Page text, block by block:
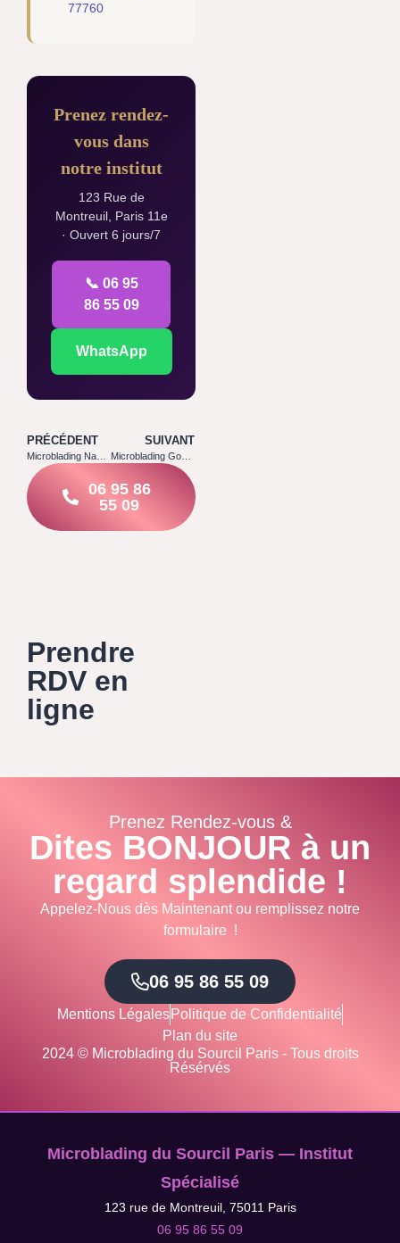
77760
Prenez rendez-
vous dans
notre institut
123 Rue de
Montreuil, Paris 11e
· Ouvert 6 jours/7
📞 06 95
86 55 09
WhatsApp
PRÉCÉDENT SUIVANT
06 95 86
55 09
Prendre
RDV en
ligne
Prenez Rendez-vous &
Dites BONJOUR à un
regard splendide !
Appelez-Nous dès Maintenant ou remplissez notre
formulaire !
06 95 86 55 09
Mentions LégalesPolitique de Confidentialité
Plan du site
2024 © Microblading du Sourcil Paris - Tous droits
Résérvés
Microblading du Sourcil Paris — Institut
Spécialisé
123 rue de Montreuil, 75011 Paris
06 95 86 55 09